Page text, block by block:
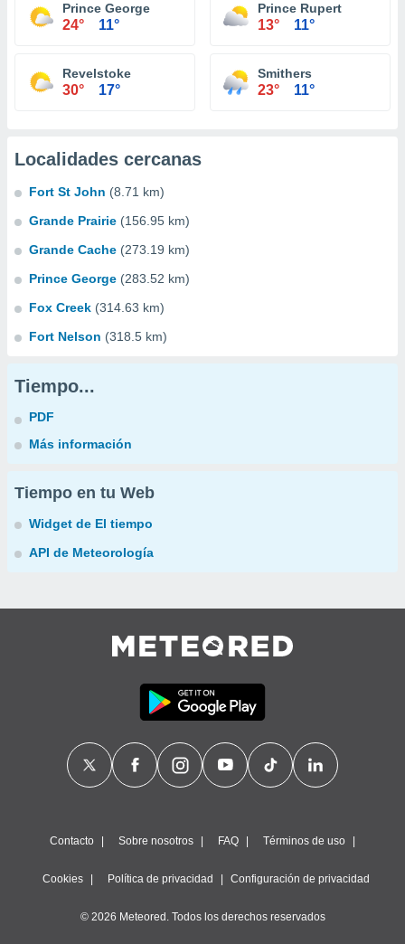
Prince George
24° 11°
Prince Rupert
13° 11°
Revelstoke
30° 17°
Smithers
23° 11°
Localidades cercanas
Fort St John (8.71 km)
Grande Prairie (156.95 km)
Grande Cache (273.19 km)
Prince George (283.52 km)
Fox Creek (314.63 km)
Fort Nelson (318.5 km)
Tiempo...
PDF
Más información
Tiempo en tu Web
Widget de El tiempo
API de Meteorología
Contacto Sobre nosotros FAQ Términos de uso
Cookies Política de privacidad Configuración de privacidad
© 2026 Meteored. Todos los derechos reservados